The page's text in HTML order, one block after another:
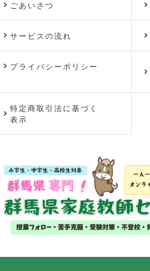
ごあいさつ
サービスの流れ
プライバシーポリシー
特定商取引法に基づく
表示